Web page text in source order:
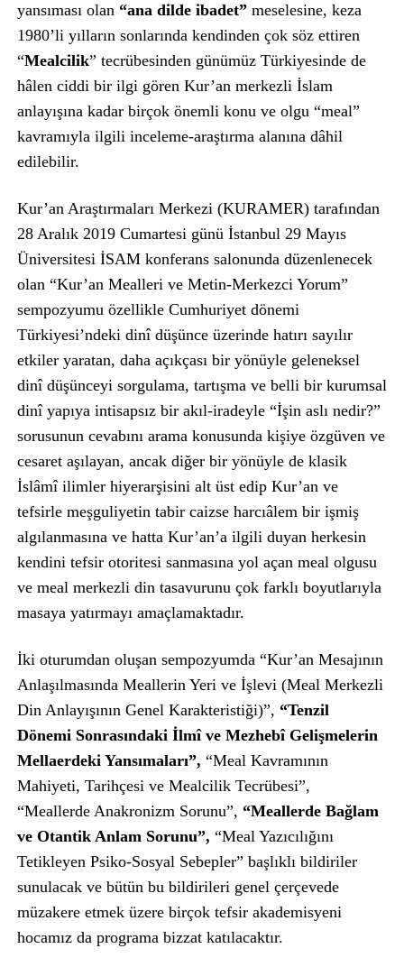
yansıması olan“ana dilde ibadet”meselesine, keza
1980’li yılların sonlarında kendinden çok söz ettiren
“Mealcilik” tecrübesinden günümüz Türkiyesinde de
hâlen ciddi bir ilgi gören Kur’an merkezli İslam
anlayışına kadar birçok önemli konu ve olgu “meal”
kavramıyla ilgili inceleme-araştırma alanına dâhil
edilebilir.
Kur’an Araştırmaları Merkezi (KURAMER) tarafından
28 Aralık 2019 Cumartesi günü İstanbul 29 Mayıs
Üniversitesi İSAM konferans salonunda düzenlenecek
olan “Kur’an Mealleri ve Metin-Merkezci Yorum”
sempozyumu özellikle Cumhuriyet dönemi
Türkiyesi’ndeki dinî düşünce üzerinde hatırı sayılır
etkiler yaratan, daha açıkçası bir yönüyle geleneksel
dinî düşünceyi sorgulama, tartışma ve belli bir kurumsal
dinî yapıya intisapsız bir akıl-iradeyle “İşin aslı nedir?”
sorusunun cevabını arama konusunda kişiye özgüven ve
cesaret aşılayan, ancak diğer bir yönüyle de klasik
İslâmî ilimler hiyerarşisini alt üst edip Kur’an ve
tefsirle meşguliyetin tabir caizse harcıâlem bir işmiş
algılanmasına ve hatta Kur’an’a ilgili duyan herkesin
kendini tefsir otoritesi sanmasına yol açan meal olgusu
ve meal merkezli din tasavurunu çok farklı boyutlarıyla
masaya yatırmayı amaçlamaktadır.
İki oturumdan oluşan sempozyumda “Kur’an Mesajının
Anlaşılmasında Meallerin Yeri ve İşlevi (Meal Merkezli
Din Anlayışının Genel Karakteristiği)”, “Tenzil
Dönemi Sonrasındaki İlmî ve Mezhebî Gelişmelerin
Mellaerdeki Yansımaları”, “Meal Kavramının
Mahiyeti, Tarihçesi ve Mealcilik Tecrübesi”,
“Meallerde Anakronizm Sorunu”, “Meallerde Bağlam
ve Otantik Anlam Sorunu”, “Meal Yazıcılığını
Tetikleyen Psiko-Sosyal Sebepler” başlıklı bildiriler
sunulacak ve bütün bu bildirileri genel çerçevede
müzakere etmek üzere birçok tefsir akademisyeni
hocamız da programa bizzat katılacaktır.